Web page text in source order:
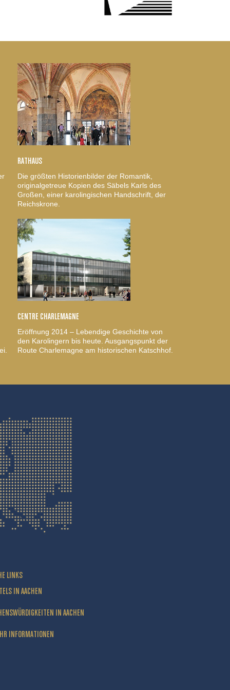
RATHAUS
Die größten Historienbilder der Romantik,
originalgetreue Kopien des Säbels Karls des
Großen, einer karolingischen Handschrift, der
Reichskrone.
CENTRE CHARLEMAGNE
Eröffnung 2014 – Lebendige Geschichte von
den Karolingern bis heute. Ausgangspunkt der
Route Charlemagne am historischen Katschhof.
LINKS
IN AACHEN
IN AACHEN
INFORMATIONEN